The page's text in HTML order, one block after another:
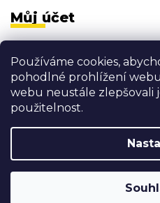
Používáme cookies,
pohodlné prohlížení
webu neustále zlepšovali
použitelnost.
Můj účet
Registrace
Moje objednávky
Odhlásit se
Copyright 20263D FITNESS
Grafický návrh vytvořil a